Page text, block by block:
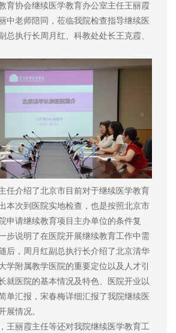
育协会继续医学教育办公室主任王丽霞
中老师陪同，莅临我院检查指导继续医
总执行长周月红、科教处处长王克霞、
介绍了北京市目前对于继续医学教育
本次到医院实地检查，也是按照北京市
申请继续教育项目主办单位的条件复
步说明了在医院开展继续教育工作中需
后，周月红副总执行长介绍了北京清华
学附属教学医院的重要定位以及人才引
就医院的基本情况及特色、医院开业以
单汇报，宋春梅详细汇报了我院继续医
展情况。
丽霞主任等还对我院继续医学教育工